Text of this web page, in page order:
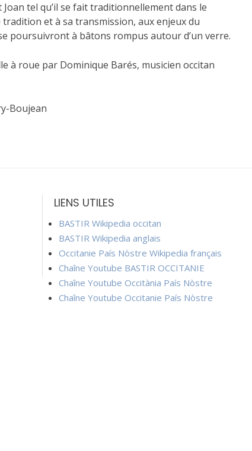
tel qu’il se fait traditionnellement dans le
et à sa transmission, aux enjeux du
poursuivront à bâtons rompus autour d’un verre.
à roue par Dominique Barés, musicien occitan
Boujean
LIENS UTILES
BASTIR Wikipedia occitan
BASTIR Wikipedia anglais
Occitanie País Nòstre Wikipedia français
Chaîne Youtube BASTIR OCCITANIE
Chaîne Youtube Occitània País Nòstre
Chaîne Youtube Occitanie País Nòstre